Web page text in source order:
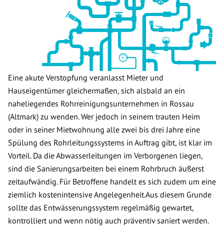
Eine akute Verstopfung veranlasst Mieter und
Hauseigentümer gleichermaßen, sich alsbald an ein
naheliegendes Rohrreinigungsunternehmen in Rossau
(Altmark) zu wenden. Wer jedoch in seinem trauten Heim
oder in seiner Mietwohnung alle zwei bis drei Jahre eine
Spülung des Rohrleitungssystems in Auftrag gibt, ist klar im
Vorteil. Da die Abwasserleitungen im Verborgenen liegen,
sind die Sanierungsarbeiten bei einem Rohrbruch äußerst
zeitaufwändig. Für Betroffene handelt es sich zudem um eine
ziemlich kostenintensive Angelegenheit.Aus diesem Grunde
sollte das Entwässerungssystem regelmäßig gewartet,
kontrolliert und wenn nötig auch präventiv saniert werden.